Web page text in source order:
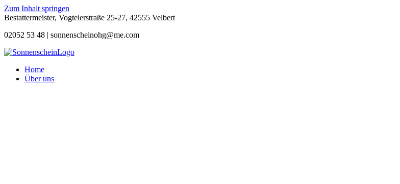
Zum Inhalt springen
Bestattermeister, Vogteierstraße 25-27, 42555 Velbert
02052 53 48 | sonnenscheinohg@me.com
Home
Über uns